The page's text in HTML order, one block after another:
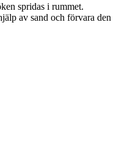
spridas i rummet.
av sand och förvara den